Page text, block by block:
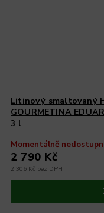
Litinový smaltovaný
GOURMETINA
3 l
Momentálně
2 306 Kč bez DPH
2 790 Kč